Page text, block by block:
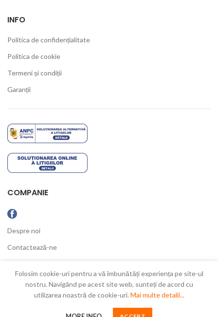
INFO
Politica de confidențialitate
Politica de cookie
Termeni și condiții
Garanții
COMPANIE
Despre noi
Contactează-ne
Folosim cookie-uri pentru a vă îmbunătăți experiența pe site-ul
nostru. Navigând pe acest site web, sunteți de acord cu
utilizarea noastră de cookie-uri. Mai multe detalii...